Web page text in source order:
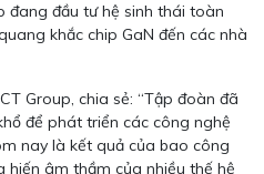
đang đầu tư hệ sinh thái toàn
khắc chip GaN đến các nhà
Group, chia sẻ: “Tập đoàn đã
để phát triển các công nghệ
nay là kết quả của bao công
hiến âm thầm của nhiều thế hệ